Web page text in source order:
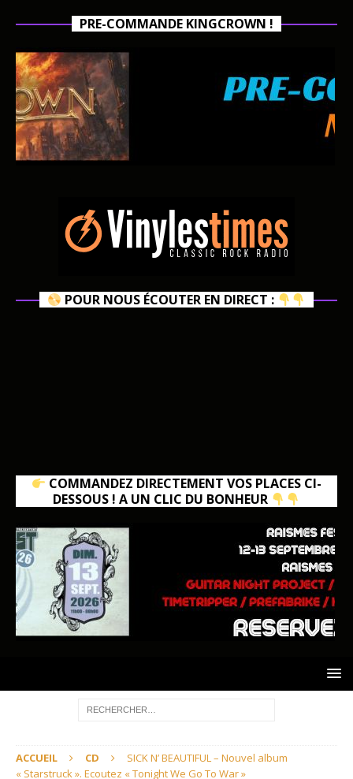
PRE-COMMANDE KINGCROWN !
POUR NOUS ÉCOUTER EN DIRECT :
COMMANDEZ DIRECTEMENT VOS PLACES CI-
DESSOUS ! A UN CLIC DU BONHEUR
ACCUEIL CD
SICK N’ BEAUTIFUL – Nouvel album
« Starstruck ». Ecoutez « Tonight We Go To War »